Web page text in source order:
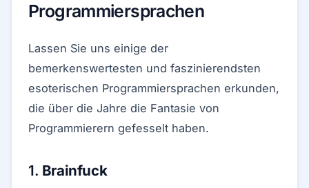
Programmiersprachen
Lassen Sie uns einige der
bemerkenswertesten und faszinierendsten
esoterischen Programmiersprachen erkunden,
die über die Jahre die Fantasie von
Programmierern gefesselt haben.
1. Brainfuck